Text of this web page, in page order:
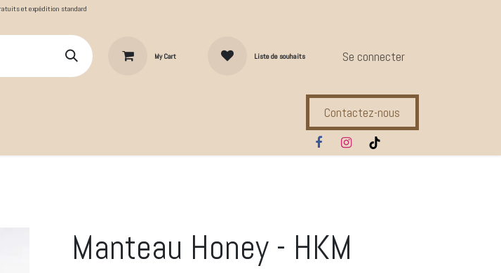
et expédition standard
My Cart Liste de souhaits Se connecter
Compl. Alimentaires Ecuries
Contactez-nous
Manteau Honey - HKM